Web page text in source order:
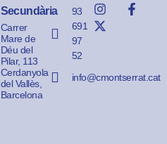
Secundària
Carrer
Mare de
Déu del
Pilar, 113
Cerdanyola
del Vallès,
Barcelona
93
691
97
52
info@cmontserrat.cat